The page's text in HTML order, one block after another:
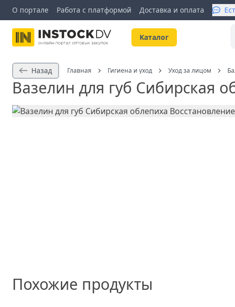
О портале Работа с платформой Доставка и оплата
Kаталог
Назад Главная Гигиена и уход Уход за лицом
Вазелин для губ Сибирская
Похожие продукты